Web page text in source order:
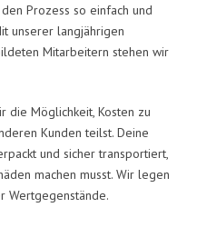
Prozess so einfach und
unserer langjährigen
Mitarbeitern stehen wir
die Möglichkeit, Kosten zu
Kunden teilst. Deine
und sicher transportiert,
machen musst. Wir legen
Wertgegenstände.